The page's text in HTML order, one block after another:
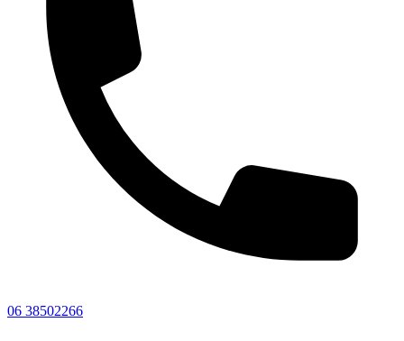
06 38502266